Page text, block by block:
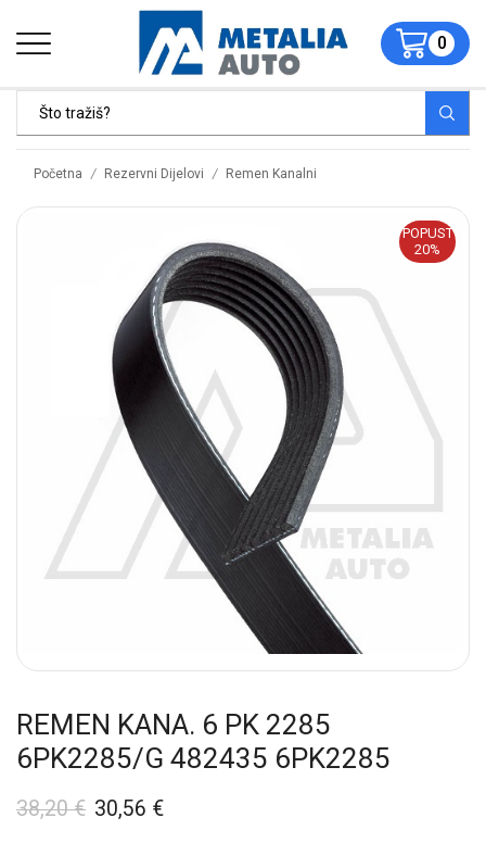
0
Početna / Rezervni Dijelovi / Remen Kanalni
POPUST
20%
REMEN KANA. 6 PK 2285
6PK2285/G 482435 6PK2285
38,20€ 30,56 €